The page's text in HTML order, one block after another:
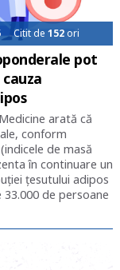
Citit de152ori
pot
arată că
conform
de masă
în continuare un
țesutului adipos
de persoane